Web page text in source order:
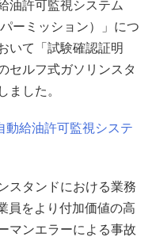
油許可監視システム
ーミッション）」につ
いて「試験確認証明
セルフ式ガソリンスタ
ました。
動給油許可監視システ
スタンドにおける業務
員をより付加価値の高
マンエラーによる事故